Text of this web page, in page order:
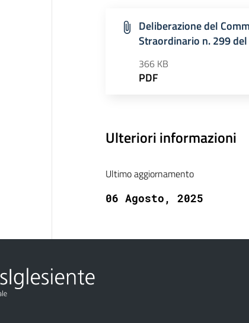
Deliberazione del
Straordinario n. 299
366 KB
PDF
Ulteriori informazioni
Ultimo aggiornamento
06 Agosto, 2025